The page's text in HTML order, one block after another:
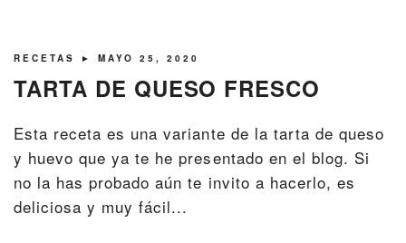
RECETAS ► MAYO 25, 2020
TARTA DE QUESO FRESCO
Esta receta es una variante de la tarta de queso
y huevo que ya te he presentado en el blog. Si
no la has probado aún te invito a hacerlo, es
deliciosa y muy fácil...